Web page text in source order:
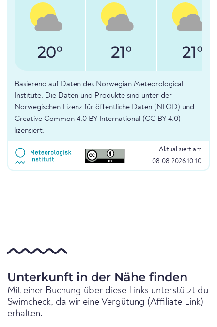
20° 21° 21°
Basierend auf Daten des Norwegian Meteorological
Institute. Die Daten und Produkte sind unter der
Norwegischen Lizenz für öffentliche Daten (NLOD) und
Creative Common 4.0 BY International (CC BY 4.0)
lizensiert.
Aktualisiert am
08.08.2026 10:10
Unterkunft in der Nähe finden
Mit einer Buchung über diese Links unterstützt du
Swimcheck, da wir eine Vergütung (Affiliate Link)
erhalten.